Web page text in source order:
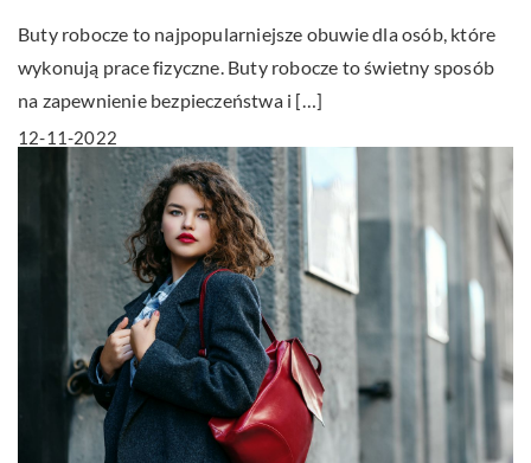
Buty robocze to najpopularniejsze obuwie dla osób, które
wykonują prace fizyczne. Buty robocze to świetny sposób
na zapewnienie bezpieczeństwa i […]
12-11-2022